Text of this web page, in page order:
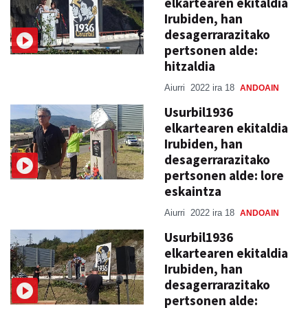
Irubiden, han
desagerrarazitako
pertsonen alde:
hitzaldia
Aiurri 2022 ira 18 ANDOAIN
Usurbil1936
elkartearen ekitaldia
Irubiden, han
desagerrarazitako
pertsonen alde: lore
eskaintza
Aiurri 2022 ira 18 ANDOAIN
Usurbil1936
elkartearen ekitaldia
Irubiden, han
desagerrarazitako
pertsonen alde: